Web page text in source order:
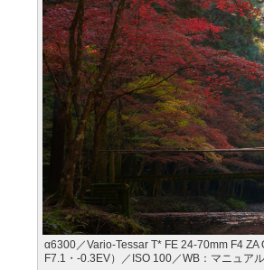
α6300／Vario-Tessar T* FE 24-70mm F4 ZA
F7.1・-0.3EV）／ISO 100／WB：マニュアル